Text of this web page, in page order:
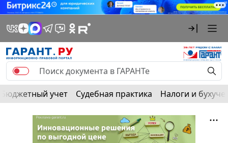
Бюджетный учет Судебная практика Налоги и